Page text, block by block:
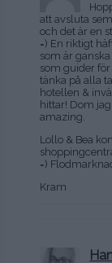
att avsluta
och det är en
=) En riktigt
som är
som guider
tänka på alla
hotellen &
hittar! Dom
amazing.
Lollo & Bea
=)
Kram